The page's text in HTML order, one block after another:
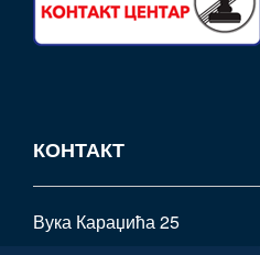
КОНТАКТ
Вука Караџића 25